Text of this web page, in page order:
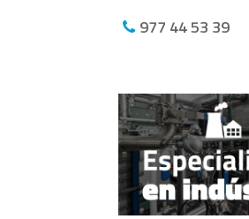
977 44 53 39